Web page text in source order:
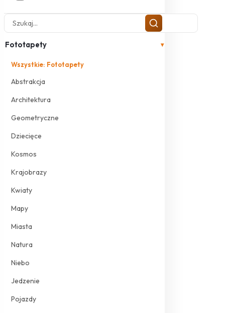
Fototapety ▾
Wszystkie: Fototapety
Abstrakcja
Architektura
Geometryczne
Dziecięce
Kosmos
Krajobrazy
Kwiaty
Mapy
Miasta
Natura
Niebo
Jedzenie
Pojazdy